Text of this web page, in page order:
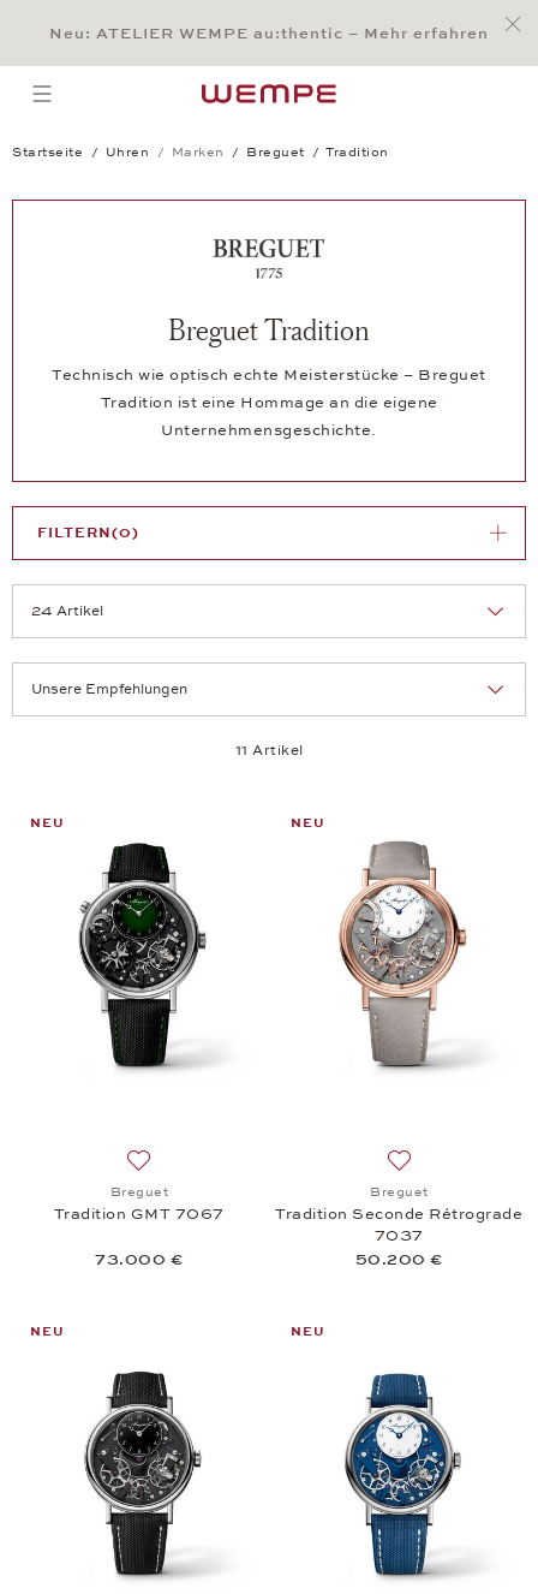
Main Content
Main Menu
Search
Footer
Neu: ATELIER WEMPE au:thentic – Mehr erfahren
open menu
Startseite Uhren Marken Breguet Tradition
Breguet Tradition
Technisch wie optisch echte Meisterstücke – Breguet
Tradition ist eine Hommage an die eigene
Unternehmensgeschichte.
11 Artikel
FILTERN(0)
NEU
Breguet
Tradition GMT 7067
73.000 €
NEU
Breguet
Tradition Seconde Rétrograde
7037
50.200 €
NEU NEU